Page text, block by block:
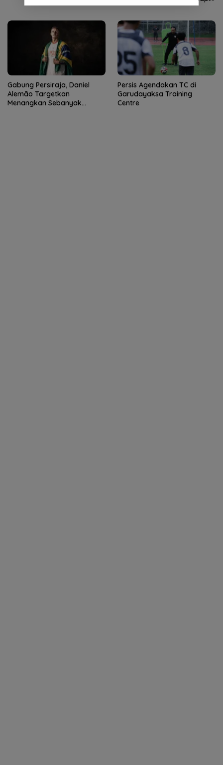
Musim Baru
Gabung Persiraja, Daniel
Alemão Targetkan
Menangkan Sebanyak
Persis Agendakan TC di
Garudayaksa Training
Centre